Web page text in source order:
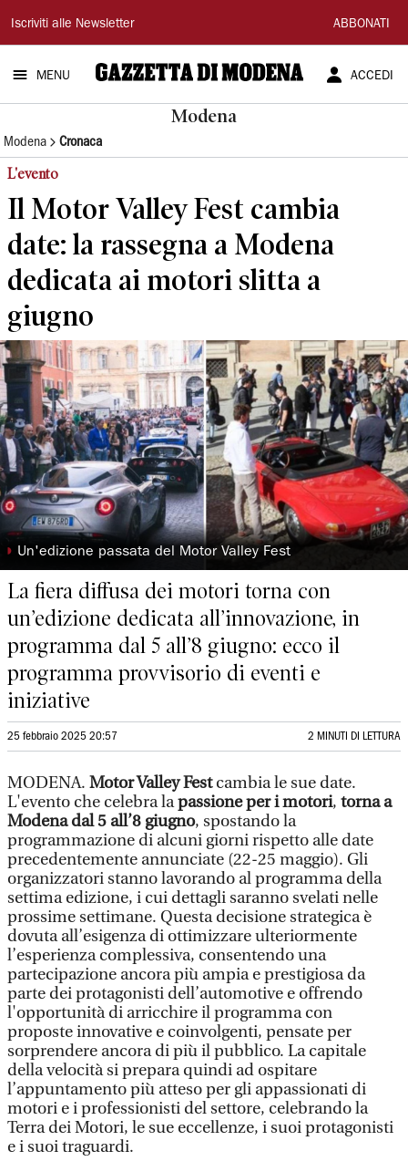
Gazzetta
di
Modena
Iscriviti alle Newsletter ABBONATI
MENU ACCEDI
Modena
Modena Cronaca
L'evento
Il Motor Valley Fest cambia
date: la rassegna a Modena
dedicata ai motori slitta a
giugno
◗ Un'edizione passata del Motor Valley Fest
La fiera diffusa dei motori torna con
un’edizione dedicata all’innovazione, in
programma dal 5 all’8 giugno: ecco il
programma provvisorio di eventi e
iniziative
25 febbraio 2025 20:57 2 MINUTI DI LETTURA
MODENA. Motor Valley Festcambia le sue date.
L'evento che celebra lapassione per i motori, torna a
Modena dal 5 all’8 giugno, spostando la
programmazione di alcuni giorni rispetto alle date
precedentemente annunciate (22-25 maggio). Gli
organizzatori stanno lavorando al programma della
settima edizione, i cui dettagli saranno svelati nelle
prossime settimane. Questa decisione strategica è
dovuta all’esigenza di ottimizzare ulteriormente
l’esperienza complessiva, consentendo una
partecipazione ancora più ampia e prestigiosa da
parte dei protagonisti dell’automotive e offrendo
l'opportunità di arricchire il programma con
proposte innovative e coinvolgenti, pensate per
sorprendere ancora di più il pubblico. La capitale
della velocità si prepara quindi ad ospitare
l’appuntamento più atteso per gli appassionati di
motori e i professionisti del settore, celebrando la
Terra dei Motori, le sue eccellenze, i suoi protagonisti
e i suoi traguardi.